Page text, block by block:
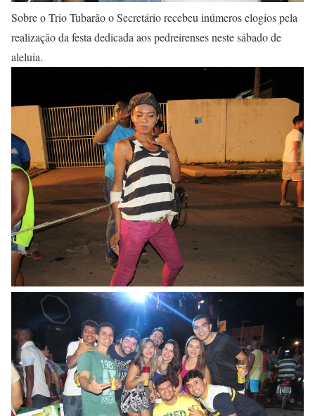
Sobre o Trio Tubarão o Secretário recebeu inúmeros elogios pela
realização da festa dedicada aos pedreirenses neste sábado de
aleluia.